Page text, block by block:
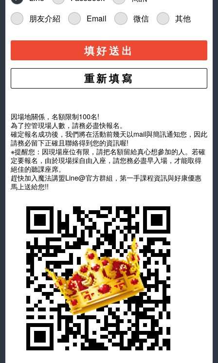
朋友介紹
Email 微信 其他
填好送出
因場地關係，名額限制100名!
為了控管現場人數，請務必盡快報名。
確定報名成功後，我們將在活動前幾天以mail與簡訊通知您，因此
請務必留下正確且聯絡得到您的資訊喔!
※提醒您：因現場座位有限，請把名額留給真心想參加的人。若確
定要報名，由於現場採自由入座，請您務必盡早入場，才能取得
絕佳的聽課座席。
趕快加入魔法講盟Line@官方群組，第一手課程資訊與好康優惠
馬上送給您!!